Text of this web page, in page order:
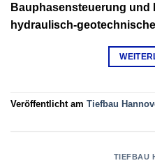
Bauphasensteuerung und
hydraulisch-
Veröffentlicht am Tiefbau
TIEFBAU